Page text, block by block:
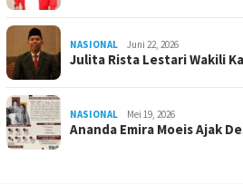
NASIONAL Juni 22, 2026
Julita Rista Lestari Wakili
NASIONAL Mei 19, 2026
Ananda Emira Moeis Ajak